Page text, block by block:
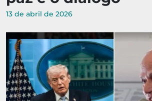
13 de abril de 2026